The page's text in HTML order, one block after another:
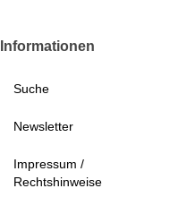
Informationen
Suche
Newsletter
Impressum /
Rechtshinweise